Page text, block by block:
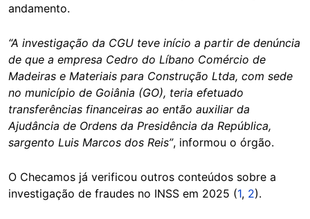
andamento.
“A investigação da CGU teve início a partir de denúncia
de que a empresa Cedro do Líbano Comércio de
Madeiras e Materiais para Construção Ltda, com sede
no município de Goiânia (GO), teria efetuado
transferências financeiras ao então auxiliar da
Ajudância de Ordens da Presidência da República,
sargento Luis Marcos dos Reis”, informou o órgão.
O Checamos já verificou outros conteúdos sobre a
investigação de fraudes no INSS em 2025 (1, 2).